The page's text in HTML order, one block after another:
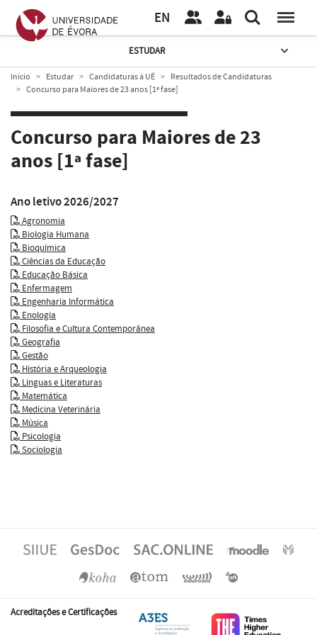
EN
ESTUDAR
Início Estudar Candidaturas à UÉ
Resultados de Candidaturas
Concurso para Maiores de 23 anos [1ª fase]
Concurso para Maiores de 23
anos [1ª fase]
Ano letivo 2026/2027
Agronomia
Biologia Humana
Bioquímica
Ciências da Educação
Educação Básica
Enfermagem
Engenharia Informática
Enologia
Filosofia e Cultura Contemporânea
Geografia
Gestão
História e Arqueologia
Línguas e Literaturas
Matemática
Medicina Veterinária
Música
Psicologia
Sociologia
Acreditações e Certificações